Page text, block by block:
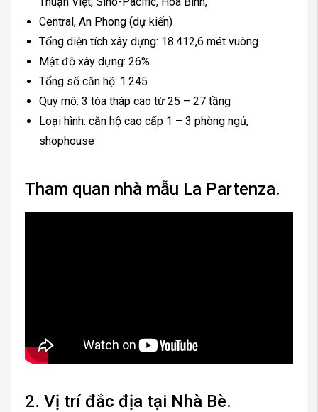
Central, An Phong (dự kiến)
Tổng diện tích xây dựng: 18.412,6 mét vuông
Mật độ xây dựng: 26%
Tổng số căn hộ: 1.245
Quy mô: 3 tòa tháp cao từ 25 – 27 tầng
Loại hình: căn hộ cao cấp 1 – 3 phòng ngủ,
shophouse
Tham quan nhà mẫu La Partenza.
2. Vị trí đắc địa tại Nhà Bè.